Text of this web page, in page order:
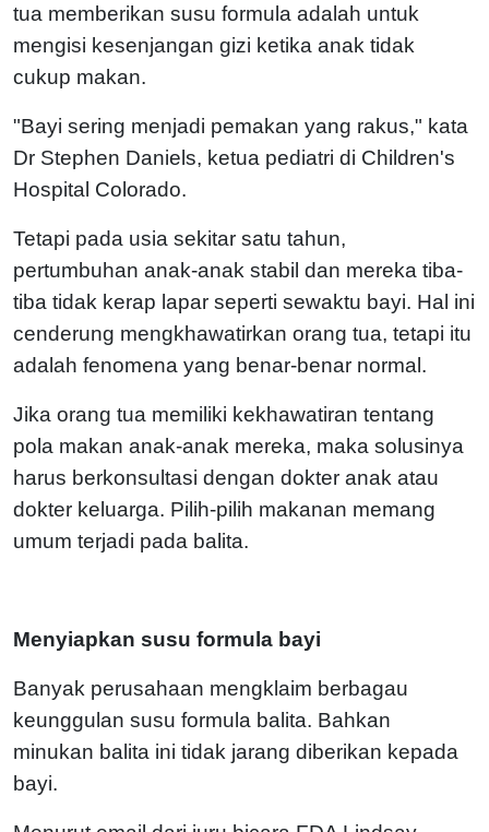
tua memberikan susu formula adalah untuk
mengisi kesenjangan gizi ketika anak tidak
cukup makan.
"Bayi sering menjadi pemakan yang rakus," kata
Dr Stephen Daniels, ketua pediatri di Children's
Hospital Colorado.
Tetapi pada usia sekitar satu tahun,
pertumbuhan anak-anak stabil dan mereka tiba-
tiba tidak kerap lapar seperti sewaktu bayi. Hal ini
cenderung mengkhawatirkan orang tua, tetapi itu
adalah fenomena yang benar-benar normal.
Jika orang tua memiliki kekhawatiran tentang
pola makan anak-anak mereka, maka solusinya
harus berkonsultasi dengan dokter anak atau
dokter keluarga. Pilih-pilih makanan memang
umum terjadi pada balita.
Menyiapkan susu formula bayi
Banyak perusahaan mengklaim berbagau
keunggulan susu formula balita. Bahkan
minukan balita ini tidak jarang diberikan kepada
bayi.